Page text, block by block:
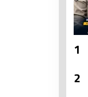
1
2